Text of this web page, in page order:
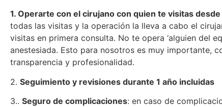
1. Operarte con el cirujano con quien te visitas
todas las visitas y la operación la lleva a cabo el
visitas en primera consulta. No te opera ‘alguien del
anestesiada. Esto para nosotros es muy importante,
transparencia y profesionalidad.
2. Seguimiento y revisiones durante 1 año incluidas
3.. Seguro de complicaciones: en caso de